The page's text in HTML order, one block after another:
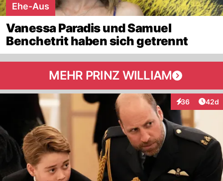
Ehe-Aus
Vanessa Paradis und Samuel
Benchetrit haben sich getrennt
MEHR PRINZ WILLIAM
36
Interaktionen
42d